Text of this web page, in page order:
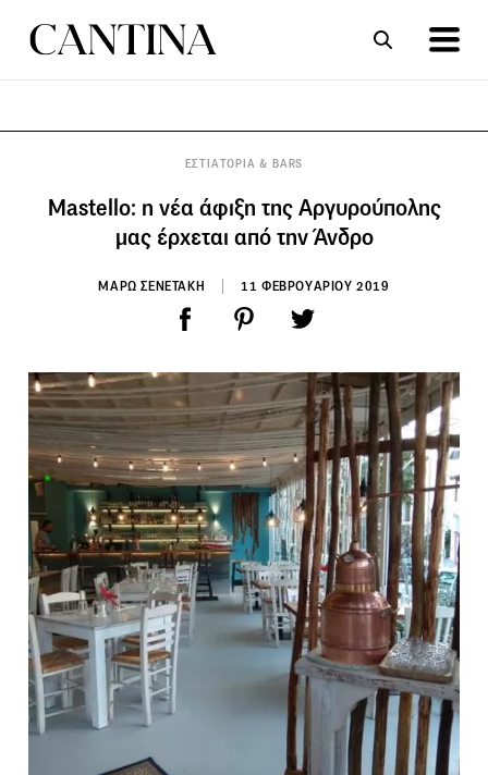
ΕΣΤΙΑΤΟΡΙΑ & BARS
Mastello: η νέα άφιξη της Αργυρούπολης
μας έρχεται από την Άνδρο
ΜΑΡΩ ΣΕΝΕΤΑΚΗ 11 ΦΕΒΡΟΥΑΡΙΟΥ 2019